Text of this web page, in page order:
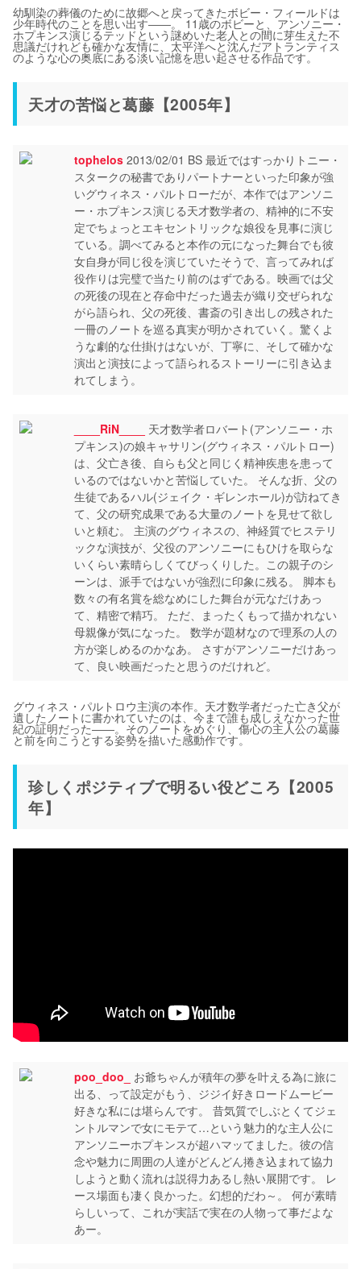
幼馴染の葬儀のために故郷へと戻ってきたボビー・フィールドは
少年時代のことを思い出す――。 11歳のボビーと、アンソニー・
ホプキンス演じるテッドという謎めいた老人との間に芽生えた不
思議だけれども確かな友情に、太平洋へと沈んだアトランティス
のような心の奥底にある淡い記憶を思い起させる作品です。
天才の苦悩と葛藤【2005年】
tophelos 2013/02/01 BS 最近ではすっかりトニー・
スタークの秘書でありパートナーといった印象が強
いグウィネス・パルトローだが、本作ではアンソニ
ー・ホプキンス演じる天才数学者の、精神的に不安
定でちょっとエキセントリックな娘役を見事に演じ
ている。調べてみると本作の元になった舞台でも彼
女自身が同じ役を演じていたそうで、言ってみれば
役作りは完璧で当たり前のはずである。映画では父
の死後の現在と存命中だった過去が織り交ぜられな
がら語られ、父の死後、書斎の引き出しの残された
一冊のノートを巡る真実が明かされていく。驚くよ
うな劇的な仕掛けはないが、丁寧に、そして確かな
演出と演技によって語られるストーリーに引き込ま
れてしまう。
____RiN____
天才数学者ロバート(アンソニー・ホ
プキンス)の娘キャサリン(グウィネス・パルトロー)
は、父亡き後、自らも父と同じく精神疾患を患って
いるのではないかと苦悩していた。 そんな折、父の
生徒であるハル(ジェイク・ギレンホール)が訪ねてき
て、父の研究成果である大量のノートを見せて欲し
いと頼む。 主演のグウィネスの、神経質でヒステリ
ックな演技が、父役のアンソニーにもひけを取らな
いくらい素晴らしくてびっくりした。この親子のシ
ーンは、派手ではないが強烈に印象に残る。 脚本も
数々の有名賞を総なめにした舞台が元なだけあっ
て、精密で精巧。 ただ、まったくもって描かれない
母親像が気になった。 数学が題材なので理系の人の
方が楽しめるのかなあ。 さすがアンソニーだけあっ
て、良い映画だったと思うのだけれど。
グウィネス・パルトロウ主演の本作。天才数学者だった亡き父が
遺したノートに書かれていたのは、今まで誰も成しえなかった世
紀の証明だった――。そのノートをめぐり、傷心の主人公の葛藤
と前を向こうとする姿勢を描いた感動作です。
珍しくポジティブで明るい役どころ【2005
年】
poo_doo_
お爺ちゃんが積年の夢を叶える為に旅に
出る、って設定がもう、ジジイ好きロードムービー
好きな私には堪らんです。 昔気質でしぶとくてジェ
ントルマンで女にモテて…という魅力的な主人公に
アンソニーホプキンスが超ハマッてました。彼の信
念や魅力に周囲の人達がどんどん捲き込まれて協力
しようと動く流れは説得力あるし熱い展開です。 レ
ース場面も凄く良かった。幻想的だわ～。 何が素晴
らしいって、これが実話で実在の人物って事だよな
あー。